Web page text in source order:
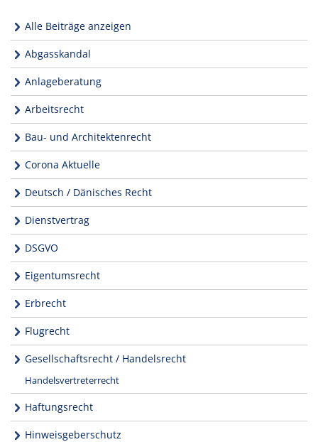
Alle Beiträge anzeigen
Abgasskandal
Anlageberatung
Arbeitsrecht
Bau- und Architektenrecht
Corona Aktuelle
Deutsch / Dänisches Recht
Dienstvertrag
DSGVO
Eigentumsrecht
Erbrecht
Flugrecht
Gesellschaftsrecht / Handelsrecht
Handelsvertreterrecht
Haftungsrecht
Hinweisgeberschutz